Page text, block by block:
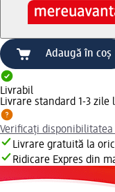
Adaugă în coș
Livrabil
Livrare standard 1-3 zile
Verificați
Livrare gratuită la
Ridicare Expres din